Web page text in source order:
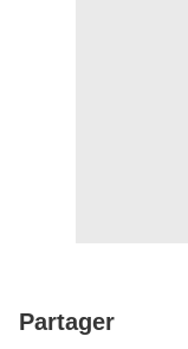
Partager